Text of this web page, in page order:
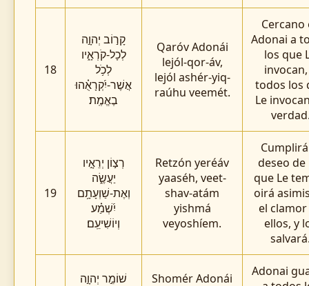
18
קָר֣וֹב יְהוָ֣ה
לְכָל-קֹרְאָ֑יו
לְכֹ֥ל
אֲשֶׁר-יִ֝קְרָאֻ֗הוּ
בֶאֱמֶֽת׃
Qaróv Adonái
lejól-qor-áv,
lejól ashér-yiq-
raúhu veemét.
Cercano
Adonai a
los que
todos los
Le
19
רְצ֣וֹן יְרֵאָ֣יו
יַעֲשֶׂ֑ה
וְאֶת-שַׁוְעָתָ֥ם
יִ֝שְׁמַ֗ע
וְיוֹשִׁיעֵֽם׃
Retzón yeréáv
yaaséh, veet-
shav-atám
yishmá
veyoshíem.
deseo de
que Le
oirá
el clamor
ellos, y
שׁוֹמֵ֣ר יְהוָ֣ה
Shomér Adonái
Adonai